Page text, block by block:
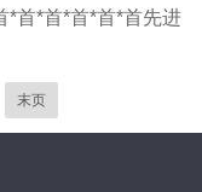
*首*首*首*首*首先进
进行星动力混合器
末页